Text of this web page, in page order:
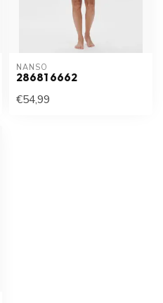
NANSO
28681 6662
€54,99